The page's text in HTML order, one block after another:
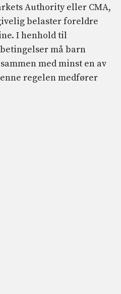
Authority eller CMA,
belaster foreldre
I henhold til
må barn
med minst en av
regelen medfører